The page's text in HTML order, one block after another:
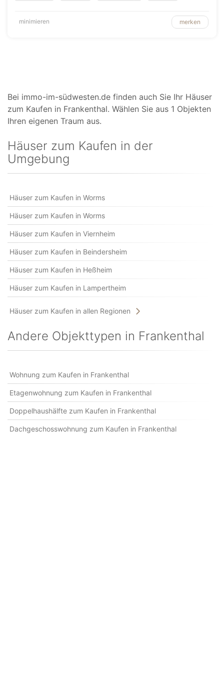
minimieren merken
Bei immo-im-südwesten.de finden auch Sie Ihr Häuser
zum Kaufen in Frankenthal. Wählen Sie aus 1 Objekten
Ihren eigenen Traum aus.
Häuser zum Kaufen in der
Umgebung
Häuser zum Kaufen in Worms
Häuser zum Kaufen in Worms
Häuser zum Kaufen in Viernheim
Häuser zum Kaufen in Beindersheim
Häuser zum Kaufen in Heßheim
Häuser zum Kaufen in Lampertheim
Häuser zum Kaufen in allen Regionen
Andere Objekttypen in Frankenthal
Wohnung zum Kaufen in Frankenthal
Etagenwohnung zum Kaufen in Frankenthal
Doppelhaushälfte zum Kaufen in Frankenthal
Dachgeschosswohnung zum Kaufen in Frankenthal